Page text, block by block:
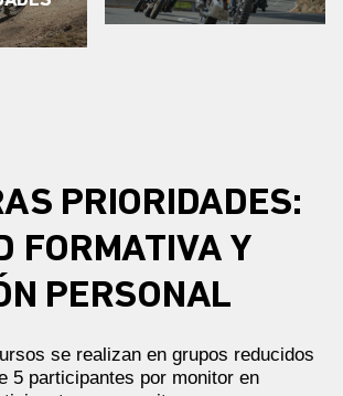
PRIORIDADES:
FORMATIVA Y
PERSONAL
se realizan en grupos reducidos
5 participantes por monitor en